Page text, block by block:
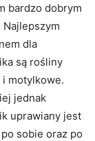
bardzo dobrym
Najlepszym
dla
są rośliny
motylkowe.
jednak
uprawiany jest
sobie oraz po